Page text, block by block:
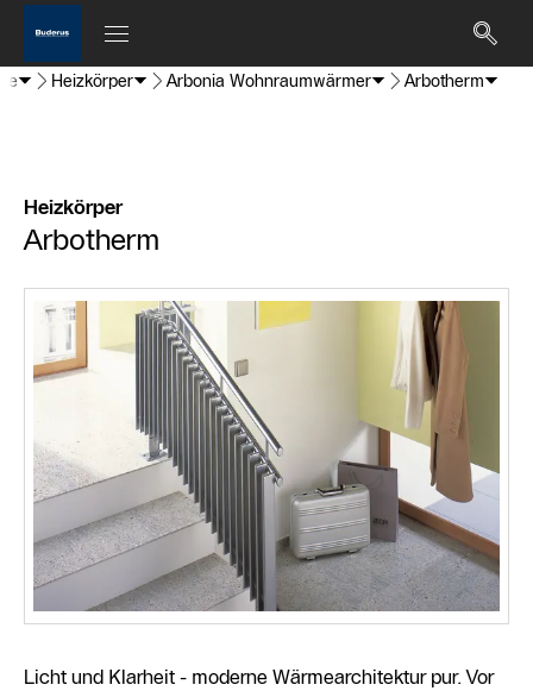
Heizkörper Arbonia Wohnraumwärmer Arbotherm
Heizkörper
Arbotherm
Licht und Klarheit - moderne Wärmearchitektur pur. Vor